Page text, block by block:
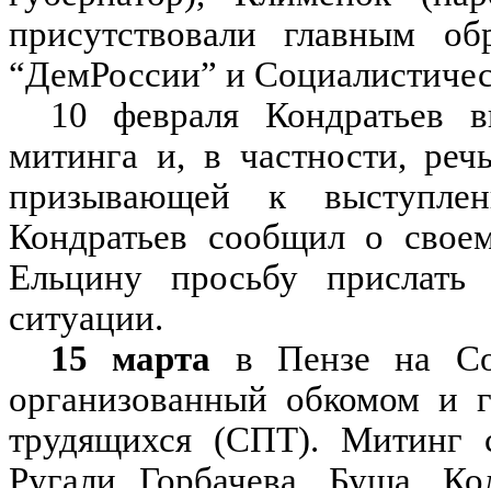
присутствовали главным
“ДемРоссии” и
10 февраля Кондратьев
митинга и, в частности,
призывающей к
Кондратьев сообщил о
Ельцину просьбу
ситуации.
15 марта в Пензе на
организованный обкомом и
трудящихся (СПТ). Митинг